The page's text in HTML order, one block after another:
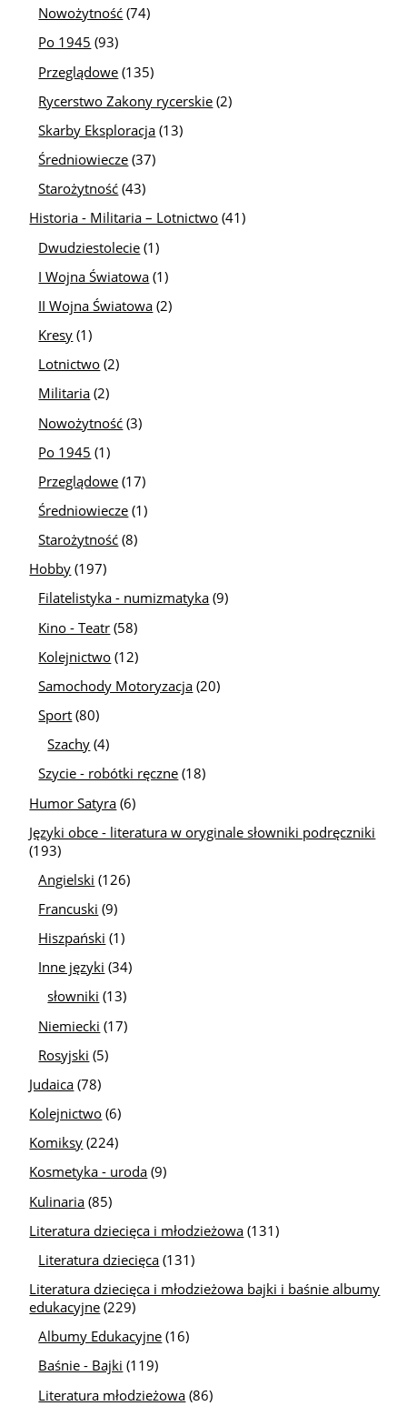
Nowożytność (74)
Po 1945 (93)
Przeglądowe (135)
Rycerstwo Zakony rycerskie (2)
Skarby Eksploracja (13)
Średniowiecze (37)
Starożytność (43)
Historia - Militaria – Lotnictwo (41)
Dwudziestolecie (1)
I Wojna Światowa (1)
II Wojna Światowa (2)
Kresy (1)
Lotnictwo (2)
Militaria (2)
Nowożytność (3)
Po 1945 (1)
Przeglądowe (17)
Średniowiecze (1)
Starożytność (8)
Hobby (197)
Filatelistyka - numizmatyka (9)
Kino - Teatr (58)
Kolejnictwo (12)
Samochody Motoryzacja (20)
Sport (80)
Szachy (4)
Szycie - robótki ręczne (18)
Humor Satyra (6)
Języki obce - literatura w oryginale słowniki podręczniki
(193)
Angielski (126)
Francuski (9)
Hiszpański (1)
Inne języki (34)
słowniki (13)
Niemiecki (17)
Rosyjski (5)
Judaica (78)
Kolejnictwo (6)
Komiksy (224)
Kosmetyka - uroda (9)
Kulinaria (85)
Literatura dziecięca i młodzieżowa (131)
Literatura dziecięca (131)
Literatura dziecięca i młodzieżowa bajki i baśnie albumy
edukacyjne (229)
Albumy Edukacyjne (16)
Baśnie - Bajki (119)
Literatura młodzieżowa (86)